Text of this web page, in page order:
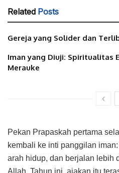
Related Posts
Gereja yang Solider dan
Iman yang Diuji: Spiritualitas
Merauke
Pekan Prapaskah pertama
kembali ke inti panggilan
arah hidup, dan berjalan lebih